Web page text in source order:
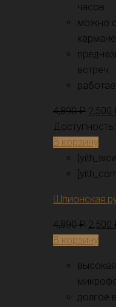
часов
можно
встреч
4,890₽ 2,500
Доступность:
В корзину
Шпионская
4,890₽ 2,500
В корзину
долгое